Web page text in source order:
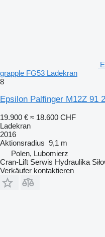
grapple FG53 Ladekran
8
Epsilon Palfinger M12Z 91
19.900 € ≈ 18.600 CHF
Ladekran
2016
Aktionsradius 9,1 m
Polen, Lubomierz
Cran-Lift Serwis Hydraulika
Verkäufer kontaktieren